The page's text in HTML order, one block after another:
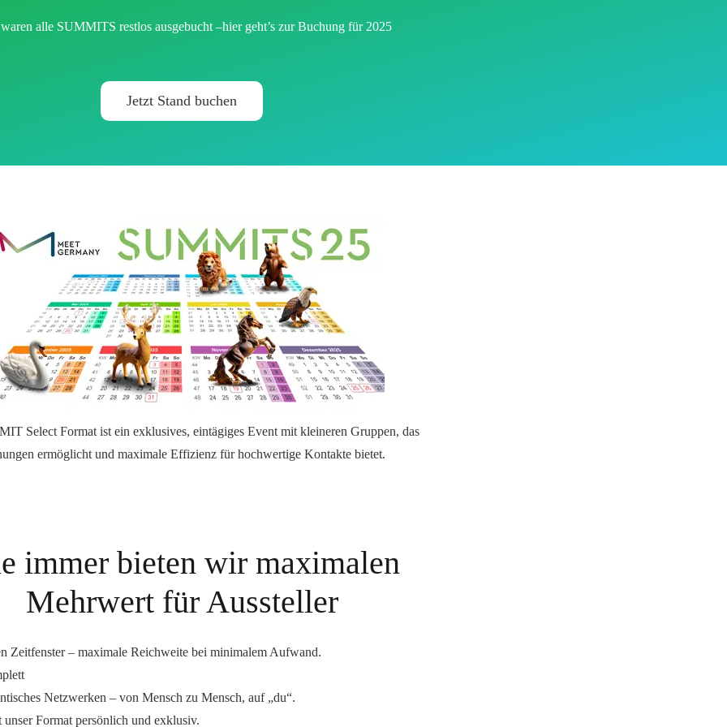
alle SUMMITS restlos ausgebucht –hier geht’s zur Buchung für 2025
Jetzt Stand buchen
Select Format ist ein exklusives, eintägiges Event mit kleineren Gruppen, das
ermöglicht und maximale Effizienz für hochwertige Kontakte bietet.
immer bieten wir maximalen
Mehrwert für Aussteller
Zeitfenster – maximale Reichweite bei minimalem Aufwand.
Netzwerken – von Mensch zu Mensch, auf „du“.
Format persönlich und exklusiv.